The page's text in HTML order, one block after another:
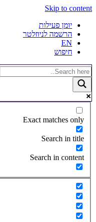
Skip to content
יומן פעילות
הרשמה לניוזלטר
EN
חיפוש
Exact matches only
Search in title
Search in content